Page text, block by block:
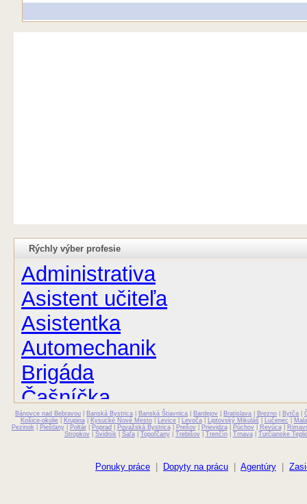
Rýchly výber profesie
Administrativa
Asistent učiteľa
Asistentka
Automechanik
Brigáda
Čašníčka
Čašník
Farmaceut
Bánovce nad Bebravou Banská Bystrica Banská Štiavnica Bardejov Bratislava Brezno Bytča |
Košice-okolie| Krupina| Kysucké Nové Mesto| Levice| Levoča| Liptovský Mikuláš Lučenec
Pezinok
Piešťany| Poltár| Poprad Považská Bystrica| Prešov| Prievidza| Púchov| Revúca|
Stropkov| Svidník Šaľa| Topoľčany| Trebišov| Trenčín| Trnava| Turčianske
Ponuky práce Dopyty na prácu Agentúry